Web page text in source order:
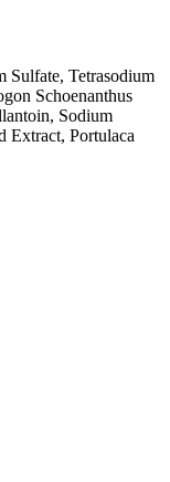
Sulfate, Tetrasodium
Schoenanthus
Sodium
Extract, Portulaca